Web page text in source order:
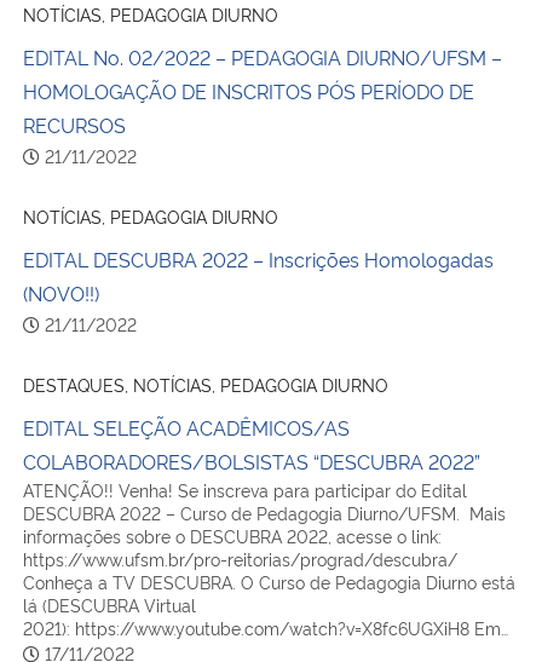
NOTÍCIAS, PEDAGOGIA DIURNO
EDITAL No. 02/2022 – PEDAGOGIA DIURNO/UFSM –
HOMOLOGAÇÃO DE INSCRITOS PÓS PERÍODO DE
RECURSOS
21/11/2022
NOTÍCIAS, PEDAGOGIA DIURNO
EDITAL DESCUBRA 2022 – Inscrições Homologadas
(NOVO!!)
21/11/2022
DESTAQUES, NOTÍCIAS, PEDAGOGIA DIURNO
EDITAL SELEÇÃO ACADÊMICOS/AS
COLABORADORES/BOLSISTAS “DESCUBRA 2022”
ATENÇÃO!! Venha! Se inscreva para participar do Edital
DESCUBRA 2022 – Curso de Pedagogia Diurno/UFSM. Mais
informações sobre o DESCUBRA 2022, acesse o link:
https://www.ufsm.br/pro-reitorias/prograd/descubra/
Conheça a TV DESCUBRA. O Curso de Pedagogia Diurno está
lá (DESCUBRA Virtual
2021): https://www.youtube.com/watch?v=X8fc6UGXiH8 Em…
17/11/2022